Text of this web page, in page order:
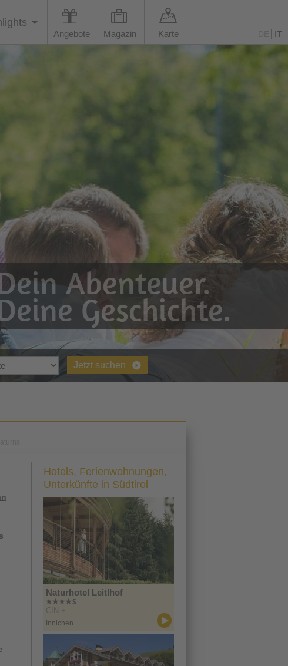
Angebote Magazin Karte IT
Abenteuer.
Geschichte.
Jetzt suchen
Hotels, Ferienwohnungen,
Unterkünfte in Südtirol
Naturhotel Leitlhof
CIN +
Innichen